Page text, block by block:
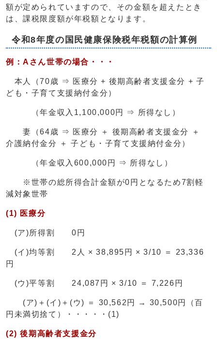
額が定められていますので、その金額を超えたとき
は、課税限度額が年税額となります。
令和8年度の国民健康保険税年税額の計算例
例：Aさん世帯の場合・・・
本人（70歳 ⇒ 医療分 + 後期高齢者支援金分 + 子
ども・子育て支援納付金分）
（年金収入1,100,000円 ⇒ 所得なし）
妻（64歳 ⇒ 医療分 ＋ 後期高齢者支援金分 ＋
介護納付金分 ＋ 子ども・子育て支援納付金分）
（年金収入600,000円 ⇒ 所得なし）
※世帯の総所得合計金額が0円となるため7割軽
減対象世帯
(1) 医療分
(ア)所得割 0円
(イ)均等割 2人 × 38,895円 × 3/10 ＝ 23,336
円
(ウ)平等割 24,087円 × 3/10 ＝ 7,226円
(ア)＋(イ)＋(ウ) ＝ 30,562円 → 30,500円（百
円未満切捨て）・・・・・(1)
(2) 後期高齢者支援金分